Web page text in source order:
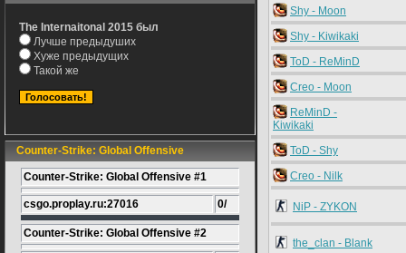
The Internaitonal 2015 был
Лучше предыдуших
Хуже предыдущих
Такой же
Counter-Strike: Global Offensive
Counter-Strike: Global Offensive #1
csgo.proplay.ru:27016 0/
Counter-Strike: Global Offensive #2
Shy - Moon
Shy - Kiwikaki
ToD - ReMinD
Creo - Moon
ReMinD -
Kiwikaki
ToD - Shy
Creo - Nilk
NiP - ZYKON
the_clan - Blank